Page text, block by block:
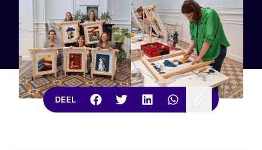
DEEL